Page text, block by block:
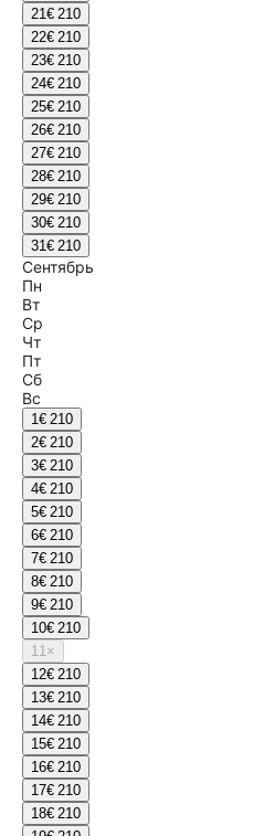
21€ 210
22€ 210
23€ 210
24€ 210
25€ 210
26€ 210
27€ 210
28€ 210
29€ 210
30€ 210
31€ 210
Сентябрь
Пн
Вт
Ср
Чт
Пт
Сб
Вс
1€ 210
2€ 210
3€ 210
4€ 210
5€ 210
6€ 210
7€ 210
8€ 210
9€ 210
10€ 210
11×
12€ 210
13€ 210
14€ 210
15€ 210
16€ 210
17€ 210
18€ 210